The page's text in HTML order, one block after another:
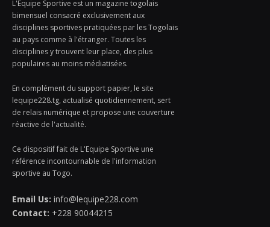
L'Equipe Sportive est un magazine togolais
bimensuel consacré exclusivement aux
disciplines sportives pratiquées par les Togolais
au pays comme à l'étranger. Toutes les
disciplines y trouvent leur place, des plus
populaires au moins médiatisées.
En complément du support papier, le site
lequipe228.tg, actualisé quotidiennement, sert
de relais numérique et propose une couverture
réactive de l'actualité.
Ce dispositif fait de L'Equipe Sportive une
référence incontournable de l'information
sportive au Togo.
Email Us: info@lequipe228.com
Contact: +228 90044215